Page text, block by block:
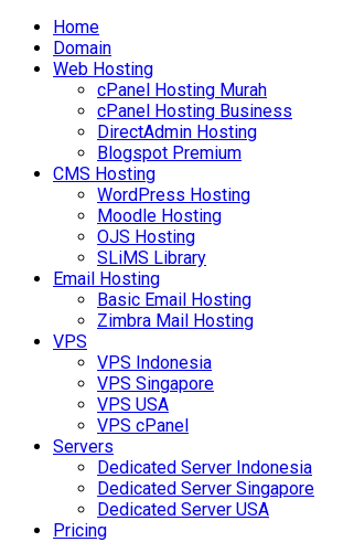
Home
Domain
Web Hosting
cPanel Hosting Murah
cPanel Hosting Business
DirectAdmin Hosting
Blogspot Premium
CMS Hosting
WordPress Hosting
Moodle Hosting
OJS Hosting
SLiMS Library
Email Hosting
Basic Email Hosting
Zimbra Mail Hosting
VPS
VPS Indonesia
VPS Singapore
VPS USA
VPS cPanel
Servers
Dedicated Server Indonesia
Dedicated Server Singapore
Dedicated Server USA
Pricing